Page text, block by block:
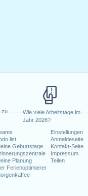
zu
Wie viele Arbeitstage im
Jahr 2026?
list
Geburtstage
Planung
Ferienoptimierer
Einstellungen
Anmeldeseite
Kontakt-Seite
Impressum
Teilen